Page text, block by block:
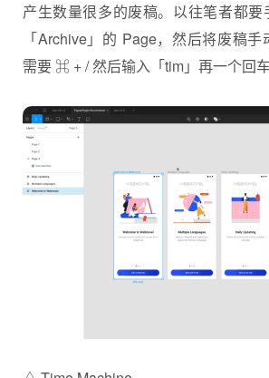
产生数量很多的废稿。以往笔者都要
「Archive」的 Page，然后将废稿
需要 ⌘ + / 然后输入「tim」再一个回车